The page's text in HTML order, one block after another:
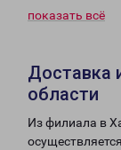
показать всё
Доставка
области
Из филиала в